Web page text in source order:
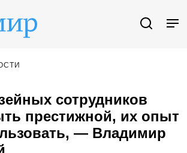
сотрудников
престижной, их опыт
— Владимир